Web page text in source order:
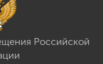
Российской